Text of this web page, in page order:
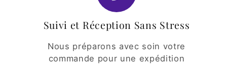
Suivi et Réception Sans Stress
Nous préparons avec soin votre
commande pour une expédition